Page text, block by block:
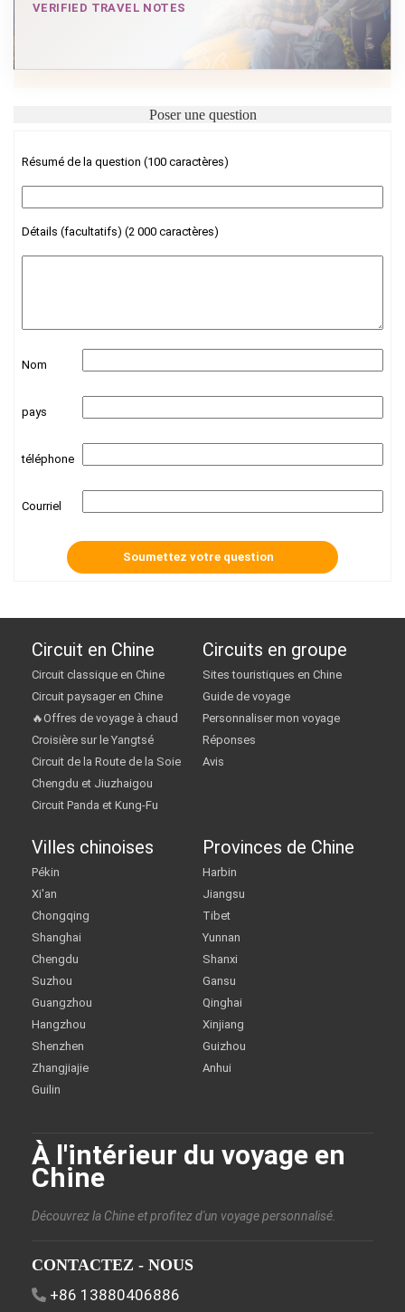
VERIFIED TRAVEL NOTES
Poser une question
Résumé de la question (100 caractères)
Détails (facultatifs) (2 000 caractères)
Nom
pays
téléphone
Courriel
Circuit en Chine
Circuit classique en Chine
Circuit paysager en Chine
🔥Offres de voyage à chaud
Croisière sur le Yangtsé
Circuit de la Route de la Soie
Chengdu et Jiuzhaigou
Circuit Panda et Kung-Fu
Circuits en groupe
Sites touristiques en Chine
Guide de voyage
Personnaliser mon voyage
Réponses
Avis
Villes chinoises
Pékin
Xi'an
Chongqing
Shanghai
Chengdu
Suzhou
Guangzhou
Hangzhou
Shenzhen
Zhangjiajie
Guilin
Provinces de Chine
Harbin
Jiangsu
Tibet
Yunnan
Shanxi
Gansu
Qinghai
Xinjiang
Guizhou
Anhui
À l'intérieur du voyage en
Chine
Découvrez la Chine et profitez d'un voyage personnalisé.
CONTACTEZ - NOUS
+86 13880406886